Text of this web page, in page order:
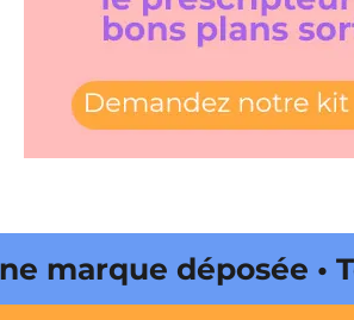
déposée •